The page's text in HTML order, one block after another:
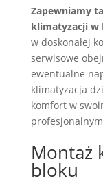
Zapewniamy
klimatyzacji w
w doskonałej
serwisowe
ewentualne
klimatyzacja
komfort w
Montaż
bloku